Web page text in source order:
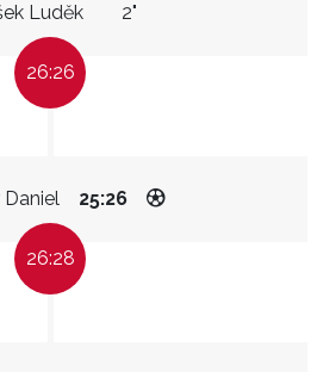
Luděk 2"
26:26
Daniel 25:26
26:28